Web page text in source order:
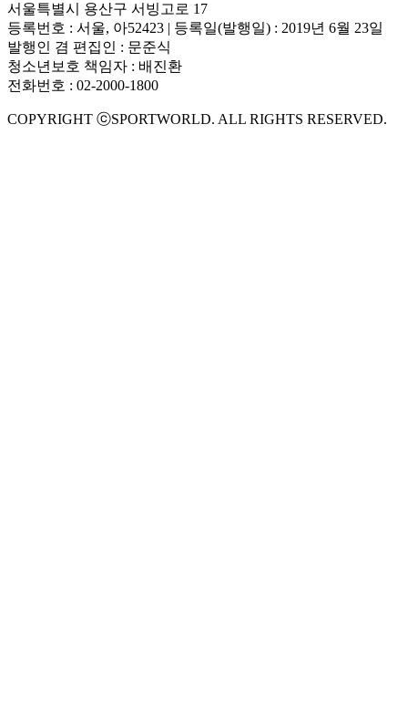
서울특별시 용산구 서빙고로 17
등록번호 : 서울, 아52423 | 등록일(발행일) : 2019년 6월 23일
발행인 겸 편집인 : 문준식
청소년보호 책임자 : 배진환
전화번호 : 02-2000-1800
COPYRIGHT ⓒSPORTWORLD. ALL RIGHTS RESERVED.